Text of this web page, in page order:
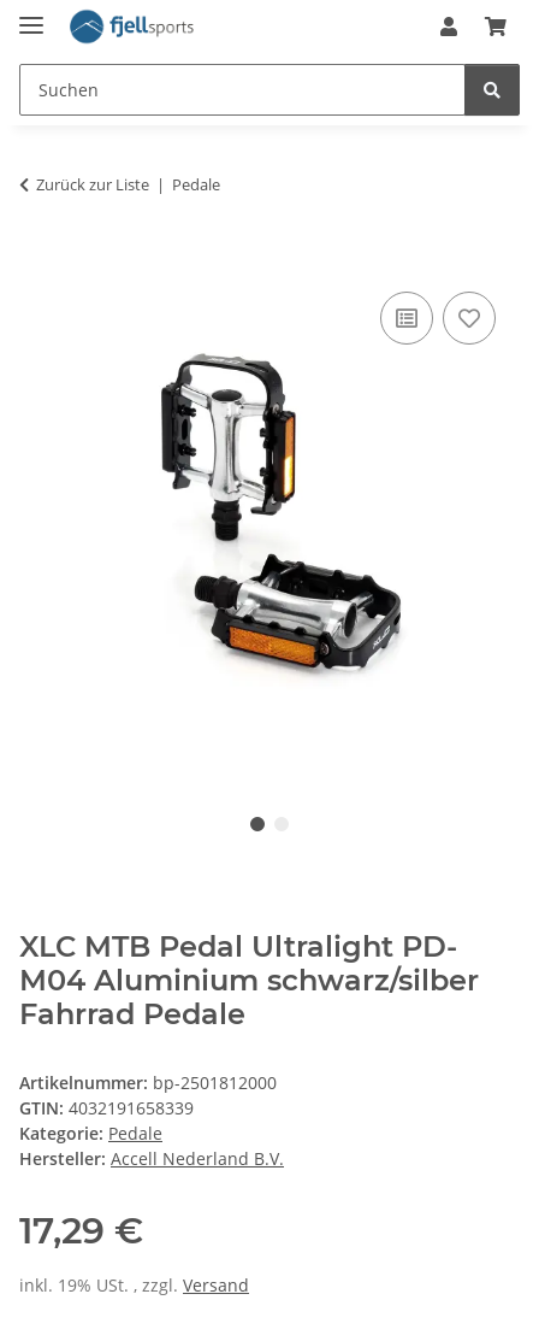
Zurück zur Liste Pedale
XLC MTB Pedal Ultralight PD-
M04 Aluminium schwarz/silber
Fahrrad Pedale
Artikelnummer: bp-2501812000
GTIN: 4032191658339
Kategorie: Pedale
Hersteller: Accell Nederland B.V.
17,29 €
inkl. 19% USt. , zzgl. Versand